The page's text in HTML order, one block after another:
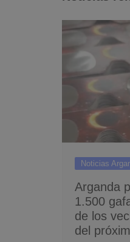
Noticias
Arganda
1.500
de los
del